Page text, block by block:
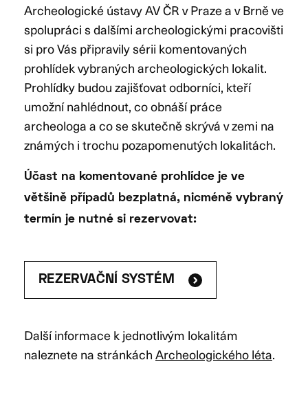
Archeologické ústavy AV ČR v Praze a v Brně ve
spolupráci s dalšími archeologickými pracovišti
si pro Vás připravily sérii komentovaných
prohlídek vybraných archeologických lokalit.
Prohlídky budou zajišťovat odborníci, kteří
umožní nahlédnout, co obnáší práce
archeologa a co se skutečně skrývá v zemi na
známých i trochu pozapomenutých lokalitách.
Účast na komentované prohlídce je ve
většině případů bezplatná, nicméně vybraný
termín je nutné si rezervovat:
REZERVAČNÍ SYSTÉM
Další informace k jednotlivým lokalitám
naleznete na stránkáchArcheologického léta.